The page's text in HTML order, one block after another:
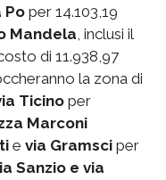
Poper 14.103,19
Mandela, inclusi il
di 11.938,97
la zona di
Ticinoper
Marconi
e via Gramsci per
Sanzio e via